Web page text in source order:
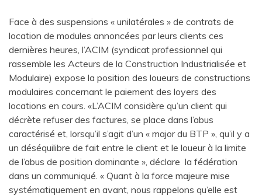
Face à des suspensions « unilatérales » de contrats de
location de modules annoncées par leurs clients ces
dernières heures, l’ACIM (syndicat professionnel qui
rassemble les Acteurs de la Construction Industrialisée et
Modulaire) expose la position des loueurs de constructions
modulaires concernant le paiement des loyers des
locations en cours. «L’ACIM considère qu’un client qui
décrète refuser des factures, se place dans l’abus
caractérisé et, lorsqu’il s’agit d’un « major du BTP », qu’il y a
un déséquilibre de fait entre le client et le loueur à la limite
de l’abus de position dominante », déclare la fédération
dans un communiqué. « Quant à la force majeure mise
systématiquement en avant, nous rappelons qu’elle est